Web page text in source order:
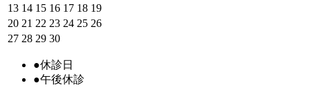
13 14 15 16 17 18 19
20 21 22 23 24 25 26
27 28 29 30
●休診日
●午後休診